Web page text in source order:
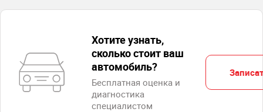
Хотите узнать,
сколько стоит ваш
автомобиль?
Бесплатная оценка и
диагностика
специалистом